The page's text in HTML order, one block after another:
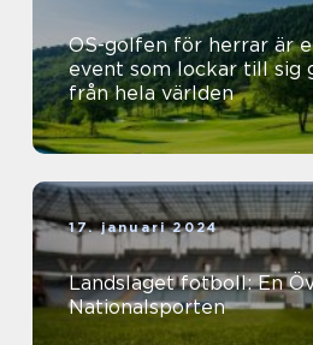
OS-golfen för herrar är
event som lockar till sig
från hela världen
17. januari 2024
Landslaget fotboll: En
Nationalsporten